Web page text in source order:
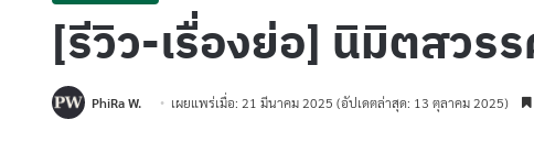
[รีวิว-เรื่องย่อ] นิมิตสวร
PhiRa W. เผยแพร่เมื่อ: 21 มีนาคม 2025 (อัปเดตล่าสุด: 13 ตุลาคม 2025)